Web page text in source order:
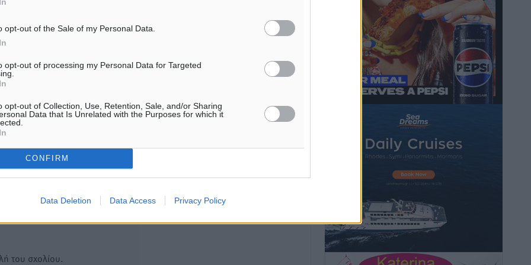
opt-out of the Sale of my Personal Data.
opt-out of processing my Personal Data for Targeted
opt-out of Collection, Use, Retention, Sale, and/or Sharing
Data that Is Unrelated with the Purposes for which it
CONFIRM
Data Deletion Data Access Privacy Policy
για δύο
06.08.26 · 16:50
Η Δημοκρατική δεν υιοθετεί
όποια σχόλια θεωρούμε
Χρήστες που δεν τηρούν
του σχολίου.
Για την μερική αναπαραγωγή της
Ρόδος: Τραυματίστηκε 53χρονος
ναυτικός
Τοπικές Ειδήσεις• πριν 1 ώρα
Airbnb: Αυξημένα έσοδα στο β’ τρίμηνο
με «όχημα» το Μουντιάλ
• πριν 1 ώρα
αεροδρόμιο της Ρόδου: «Η πολιτική
Αρνείται τα πάντα ο 53χρονος
φερόμενος ως λογιστής και μιλά για
σκευωρία γνωστών μεταξύ τους